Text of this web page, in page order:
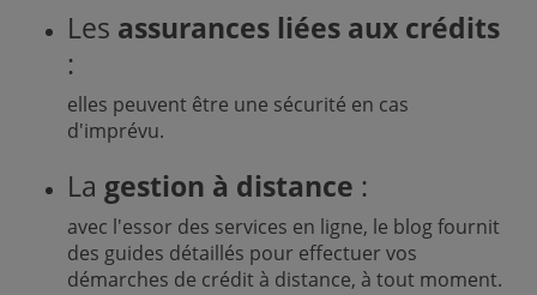
Les assurances liées aux crédits
:
elles peuvent être une sécurité en cas
d'imprévu.
La gestion à distance :
avec l'essor des services en ligne, le blog fournit
des guides détaillés pour effectuer vos
démarches de crédit à distance, à tout moment.